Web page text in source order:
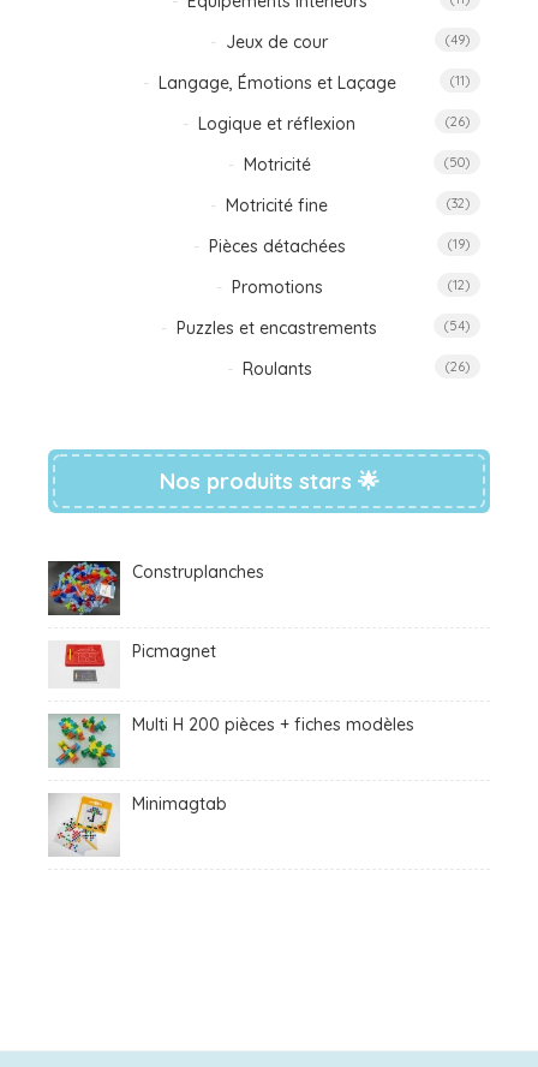
Jeux de cour (49)
Langage, Émotions et Laçage (11)
Logique et réflexion (26)
Motricité (50)
Motricité fine (32)
Pièces détachées (19)
Promotions (12)
Puzzles et encastrements (54)
Roulants (26)
Nos produits stars 🌟
Construplanches
Picmagnet
Multi H 200 pièces + fiches modèles
Minimagtab